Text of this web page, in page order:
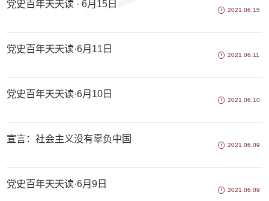
党史百年天天读 · 6月15日
2021.06.15
党史百年天天读·6月11日
2021.06.11
党史百年天天读·6月10日
2021.06.10
宣言：社会主义没有辜负中国
2021.06.09
党史百年天天读·6月9日
2021.06.09